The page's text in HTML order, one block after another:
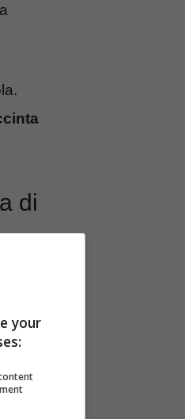
di
your